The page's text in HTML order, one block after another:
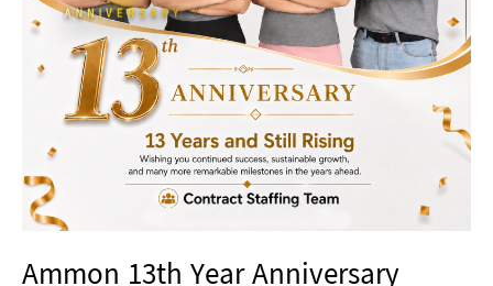
ANNIVERSARY
Ammon 13th Year Anniversary